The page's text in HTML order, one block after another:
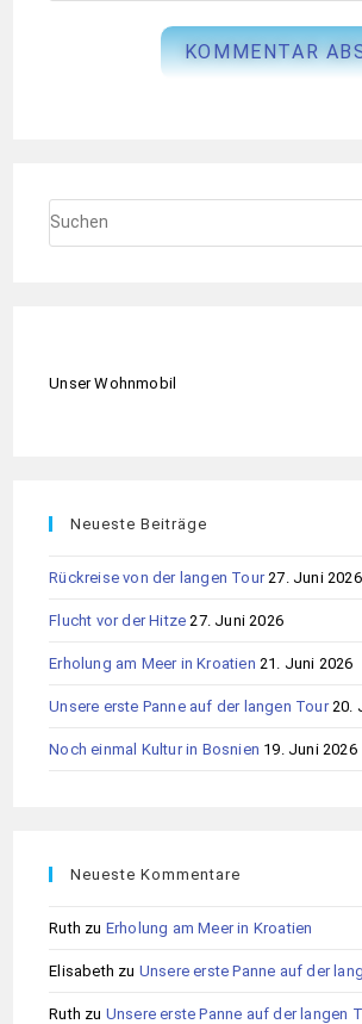
Unser Wohnmobil
Neueste Beiträge
Rückreise von der langen Tour 27. Juni 2026
Flucht vor der Hitze 27. Juni 2026
Erholung am Meer in Kroatien 21. Juni 2026
Unsere erste Panne auf der langen Tour 20.
Noch einmal Kultur in Bosnien 19. Juni 2026
Neueste Kommentare
Ruth zu Erholung am Meer in Kroatien
Elisabeth zu Unsere erste Panne auf der
Ruth zu Unsere erste Panne auf der langen